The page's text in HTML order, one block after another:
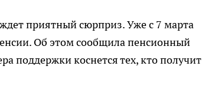
приятный сюрприз. Уже с 7 марта
Об этом сообщила пенсионный
поддержки коснется тех, кто получит